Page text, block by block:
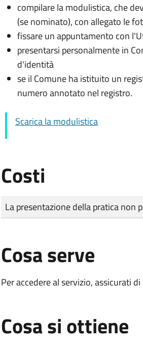
compilare la modulistica, che
(se nominato), con allegato le
fissare un appuntamento con
presentarsi personalmente in
d'identità
se il Comune ha istituito un
numero annotato nel registro.
Scarica la modulistica
Costi
Tipo di pagamento
Importo
La presentazione della pratica non
Cosa serve
Per accedere al servizio, assicurati
Cosa si ottiene